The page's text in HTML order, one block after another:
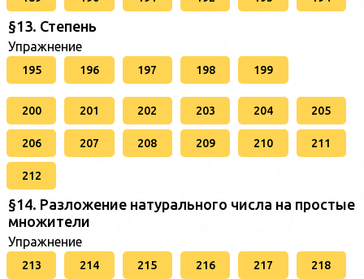
§13. Степень
Упражнение
195 196 197 198 199
200 201 202 203 204 205
206 207 208 209 210 211
212
§14. Разложение натурального числа на простые
множители
Упражнение
213 214 215 216 217 218